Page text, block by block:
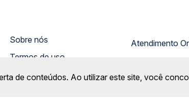
Sobre nós
Termos de uso
Política de privacidade
Gratuidade
de conteúdos. Ao utilizar este site, você